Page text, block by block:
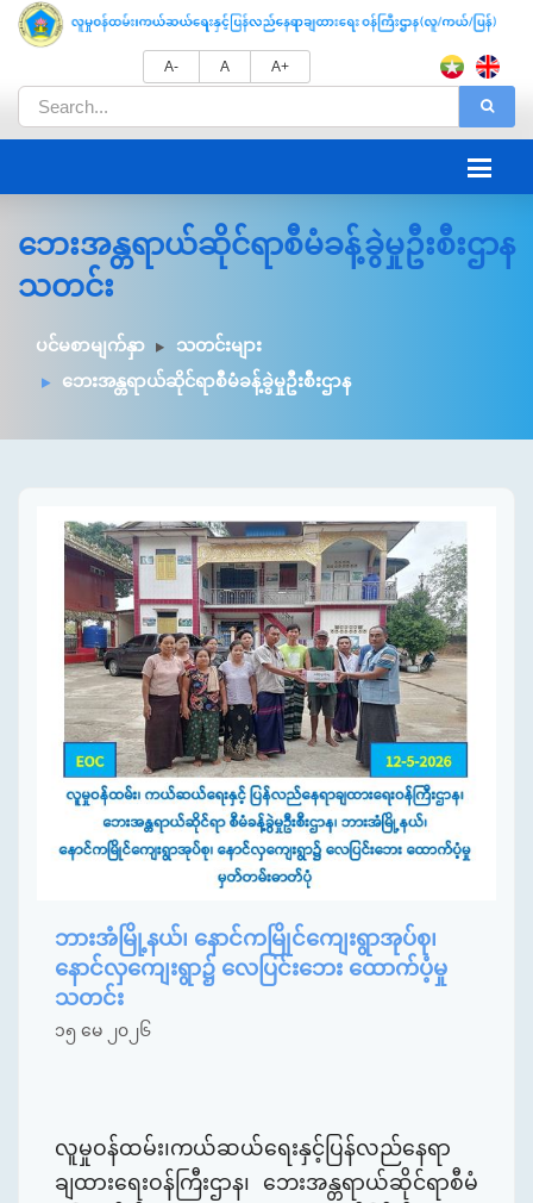
A- A A+
ဘေးအန္တရာယ်ဆိုင်ရာစီမံခန့်ခွဲမှုဦးစီးဌာန
သတင်း
ပင်မစာမျက်နှာ
သတင်းများ
ဘေးအန္တရာယ်ဆိုင်ရာစီမံခန့်ခွဲမှုဦးစီးဌာန
ဘားအံမြို့နယ်၊ နောင်ကမြိုင်ကျေးရွာအုပ်စု၊
နောင်လှကျေးရွာ၌ လေပြင်းဘေး ထောက်ပံ့မှု
သတင်း
၁၅ မေ ၂၀၂၆
လူမှုဝန်ထမ်း၊ကယ်ဆယ်ရေးနှင့်ပြန်လည်နေရာ
ချထားရေးဝန်ကြီးဌာန၊ ဘေးအန္တရာယ်ဆိုင်ရာစီမံ